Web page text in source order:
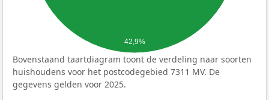
42,9%
Bovenstaand taartdiagram toont de verdeling naar soorten
huishoudens voor het postcodegebied 7311 MV. De
gegevens gelden voor 2025.